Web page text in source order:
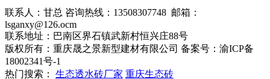
联系人：甘总 咨询热线：13508307748 邮箱：
lsganxy@126.ocm
联系地址：巴南区界石镇武新村恒兴庄88号
版权所有：重庆晟之景新型建材有限公司 备案号：渝ICP备
18002341号-1
热门搜索： 生态透水砖厂家 重庆生态砖